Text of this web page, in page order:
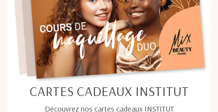
CARTES CADEAUX INSTITUT
Découvrez nos cartes cadeaux INSTITUT